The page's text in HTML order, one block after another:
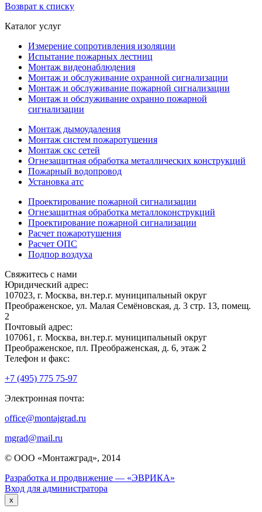
Возврат к списку
Каталог услуг
Измерение сопротивления изоляции
Испытание пожарных лестниц
Монтаж видеонаблюдения
Монтаж и обслуживание охранной сигнализации
Монтаж и обслуживание пожарной сигнализации
Монтаж и обслуживание охранно пожарной
сигнализации
Монтаж дымоудаления
Монтаж систем пожаротушения
Монтаж скс сетей
Огнезащитная обработка металлических конструкций
Пожарный водопровод
Установка атс
Проектирование пожарной сигнализации
Огнезащитная обработка металлоконструкций
Проектирование пожарной сигнализации
Расчет пожаротушения
Расчет ОПС
Подпор воздуха
Свяжитесь с нами
Юридический адрес:
107023, г. Москва, вн.тер.г. муниципальный округ
Преображенское, ул. Малая Семёновская, д. 3 стр. 13, помещ.
2
Почтовый адрес:
107061, г. Москва, вн.тер.г. муниципальный округ
Преображенское, пл. Преображенская, д. 6, этаж 2
Телефон и факс:
+7 (495) 775 75-97
Электронная почта:
office@montajgrad.ru
mgrad@mail.ru
© ООО «Монтажград», 2014
Разработка и продвижение — «ЭВРИКА»
Вход для администратора
x